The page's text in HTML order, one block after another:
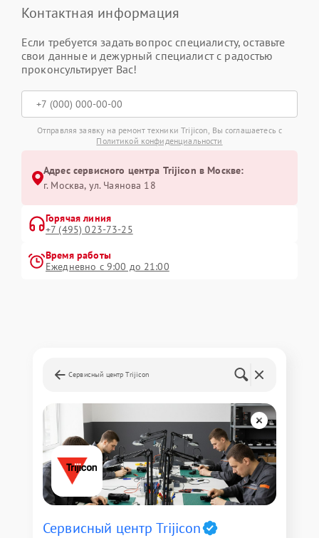
Контактная информация
Если требуется задать вопрос специалисту, оставьте
свои данные и дежурный специалист с радостью
проконсультирует Вас!
Отправляя заявку на ремонт техники Trijicon, Вы соглашаетесь с
Политикой конфиденциальности
Адрес сервисного центра Trijicon в Москве:
г. Москва, ул. Чаянова 18
Горячая линия
+7 (495) 023-73-25
Время работы
Ежедневно с 9:00 до 21:00
Сервисный центр Trijicon
Сервисный центр Trijicon